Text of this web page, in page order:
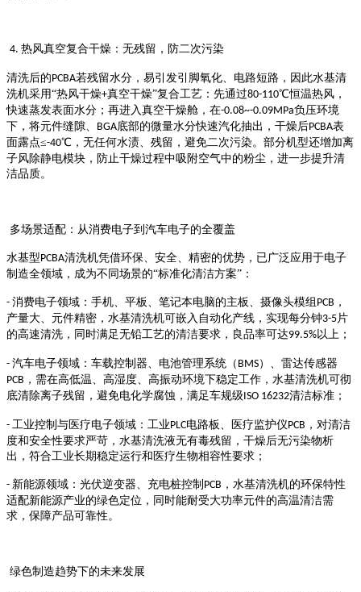
4. 热风真空复合干燥：无残留，防二次污染
清洗后的PCBA若残留水分，易引发引脚氧化、电路短路，因此水基清
洗机采用“热风干燥+真空干燥”复合工艺：先通过80-110℃恒温热风，
快速蒸发表面水分；再进入真空干燥舱，在-0.08~-0.09MPa负压环境
下，将元件缝隙、 BGA底部的微量水分快速汽化抽出，干燥后PCBA表
面露点≤-40℃，无任何水渍、残留，避免二次污染。部分机型还增加离
子风除静电模块，防止干燥过程中吸附空气中的粉尘，进一步提升清
洁品质。
多场景适配：从消费电子到汽车电子的全覆盖
水基型PCBA清洗机凭借环保、安全、精密的优势，已广泛应用于电子
制造全领域，成为不同场景的“标准化清洁方案”：
- 消费电子领域：手机、平板、笔记本电脑的主板、摄像头模组 PCB ，
产量大、元件精密，水基清洗机可嵌入自动化产线，实现每分钟3-5片
的高速清洗，同时满足无铅工艺的清洁要求，良品率可达99.5%以上；
- 汽车电子领域：车载控制器、电池管理系统（ BMS）、雷达传感器
PCB ，需在高低温、高湿度、高振动环境下稳定工作，水基清洗机可彻
底清除离子残留，避免电化学腐蚀，满足车规级ISO 16232清洁标准；
- 工业控制与医疗电子领域：工业PLC电路板、医疗监护仪PCB ，对清洁
度和安全性要求严苛，水基清洗液无有毒残留，干燥后无污染物析
出，符合工业长期稳定运行和医疗生物相容性要求；
- 新能源领域：光伏逆变器、充电桩控制 PCB ，水基清洗机的环保特性
适配新能源产业的绿色定位，同时能耐受大功率元件的高温清洁需
求，保障产品可靠性。
绿色制造趋势下的未来发展